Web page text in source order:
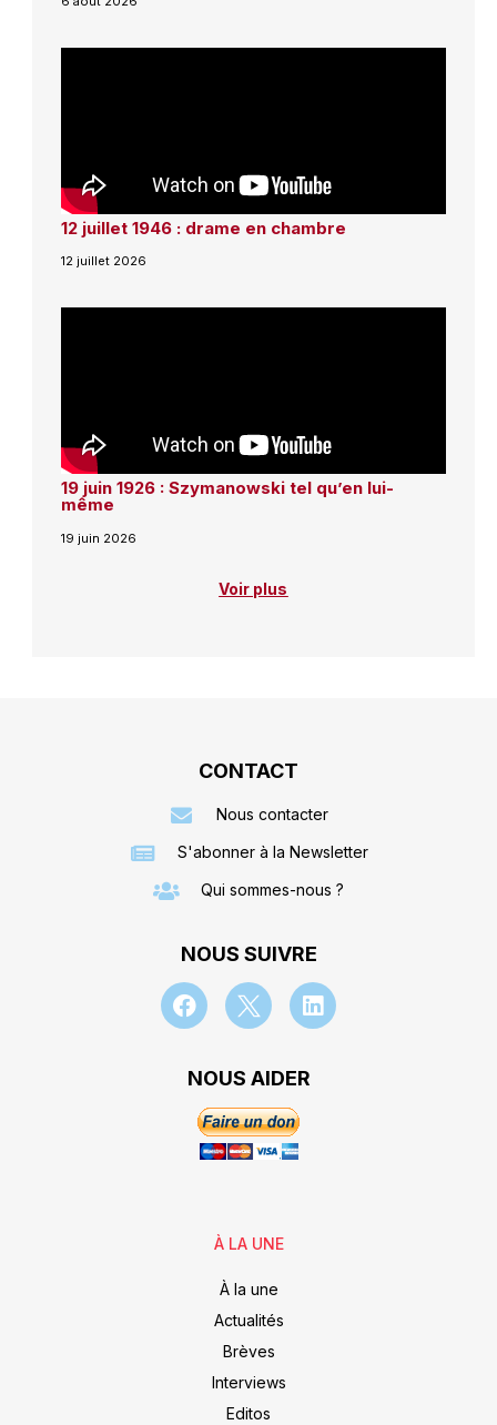
12 juillet 1946 : drame en chambre
12 juillet 2026
19 juin 1926 : Szymanowski tel qu’en lui-
même
19 juin 2026
Voir plus
CONTACT
Nous contacter
S'abonner à la Newsletter
Qui sommes-nous ?
NOUS SUIVRE
NOUS AIDER
À LA UNE
À la une
Actualités
Brèves
Interviews
Editos